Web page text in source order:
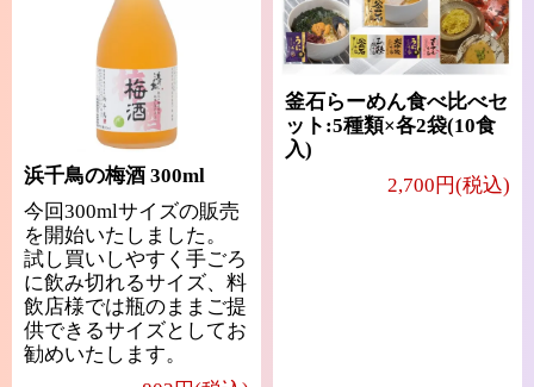
浜千鳥の梅酒 300ml
今回300mlサイズの販売
を開始いたしました。
試し買いしやすく手ごろ
に飲み切れるサイズ、料
飲店様では瓶のままご提
供できるサイズとしてお
勧めいたします。
釜石らーめん食べ比べセ
ット:5種類×各2袋(10食
入)
2,700円(税込)